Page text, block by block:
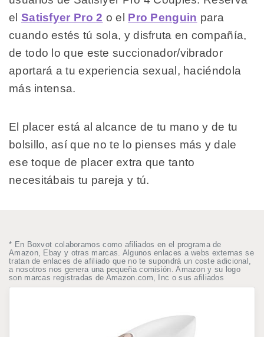
el Satisfyer Pro 2 o el Pro Penguin para
cuando estés tú sola, y disfruta en compañía,
de todo lo que este succionador/vibrador
aportará a tu experiencia sexual, haciéndola
más intensa.
El placer está al alcance de tu mano y de tu
bolsillo, así que no te lo pienses más y dale
ese toque de placer extra que tanto
necesitábais tu pareja y tú.
* En Boxvot colaboramos como afiliados en el programa de
Amazon, Ebay y otras marcas. Algunos enlaces a webs externas se
tratan de enlaces de afiliado que no te supondrá un coste adicional,
a nosotros nos genera una pequeña comisión. Amazon y su logo
son marcas registradas de Amazon.com, Inc o sus afiliados